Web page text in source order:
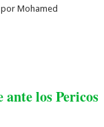
Mohamed
los Pericos